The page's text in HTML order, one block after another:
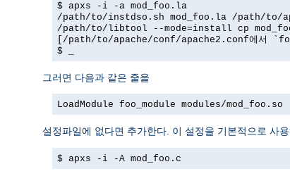
$ apxs -i -a mod_foo.la
/path/to/instdso.sh mod_foo.la /path/to/
/path/to/libtool --mode=install cp
[/path/to/apache/conf/apache2.conf에서
$ _
그러면 다음과 같은 줄을
LoadModule foo_module modules/mod_foo.so
설정파일에 없다면 추가한다. 이 설정을 기본적으로 사
$ apxs -i -A mod_foo.c